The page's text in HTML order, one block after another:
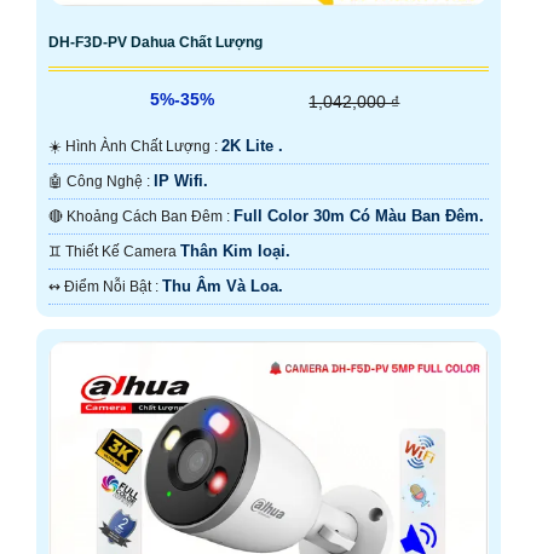
DH-F3D-PV Dahua Chất Lượng
5%-35% 1,042,000 ₫
☀️ Hình Ành Chất Lượng : 2K Lite .
🤖️ Công Nghệ : IP Wifi.
🔴 Khoảng Cách Ban Đêm : Full Color 30m Có Màu Ban Ðêm.
♊ Thiết Kế Camera Thân Kim loại.
️↭ Điểm Nỗi Bật : Thu Âm Và Loa.